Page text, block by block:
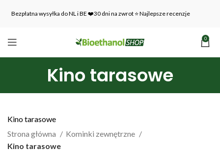
Bezpłatna wysyłka do NL i BE ❤️30 dni na zwrot ⭐ Najlepsze recenzje
0
Kino tarasowe
Kino tarasowe
Strona główna
Kominki zewnętrzne
Kino tarasowe